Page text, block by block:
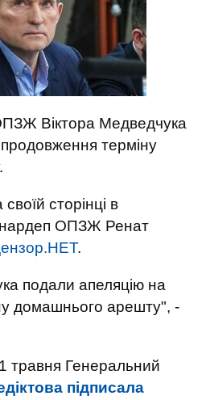
Віктора Медведчука
терміну
сторінці в
нардеп ОПЗЖ Ренат
.
подали апеляцію на
домашнього арешту", -
травня Генеральний
підписала